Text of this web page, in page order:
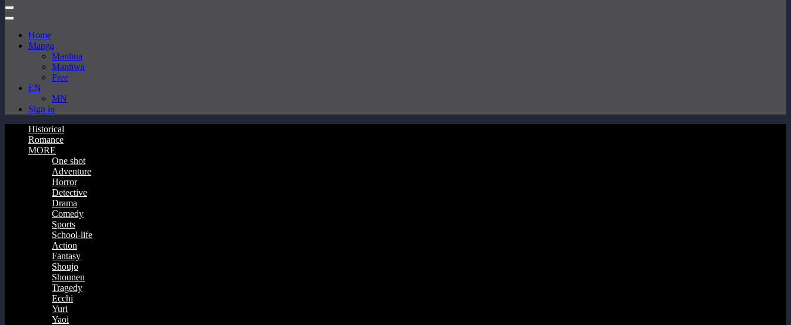
Home
Manga
Manhua
Manhwa
Free
EN
MN
Sign in
Historical
Romance
MORE
One shot
Adventure
Horror
Detective
Drama
Comedy
Sports
School-life
Action
Fantasy
Shoujo
Shounen
Tragedy
Ecchi
Yuri
Yaoi